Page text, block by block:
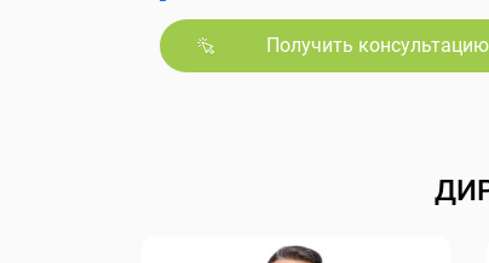
Получить консультацию